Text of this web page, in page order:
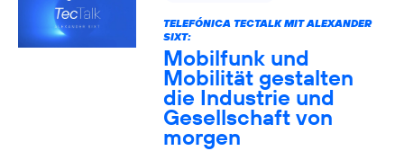
TELEFÓNICA TECTALK MIT ALEXANDER
SIXT:
Mobilfunk und
Mobilität gestalten
die Industrie und
Gesellschaft von
morgen